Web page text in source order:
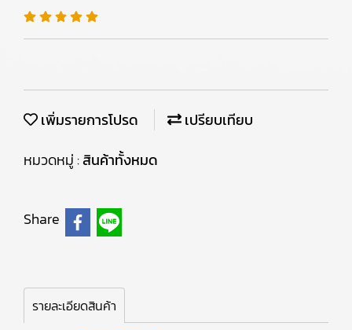
เพิ่มรายการโปรด
เปรียบเทียบ
หมวดหมู่ :สินค้าทั้งหมด
Share
รายละเอียดสินค้า